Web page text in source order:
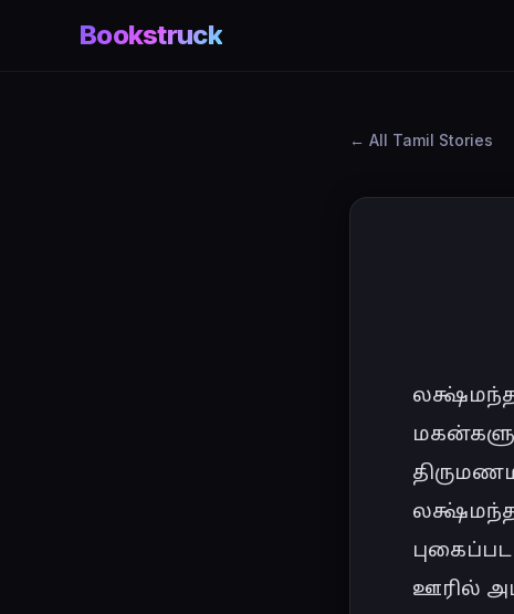
Bookstruck
All Tamil Stories
ஊரில்